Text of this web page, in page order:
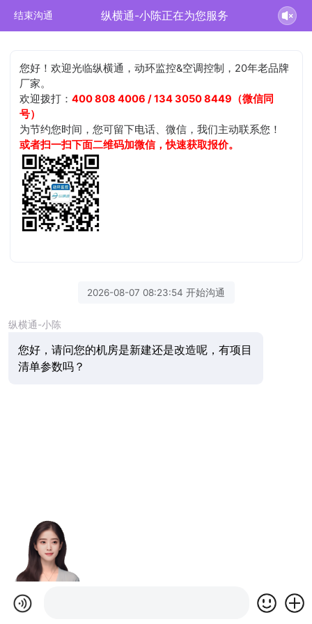
结束沟通 纵横通-小陈正在为您服务
您好！欢迎光临纵横通，动环监控&空调控制，20年老品牌
厂家。
欢迎拨打：400 808 4006 / 134 3050 8449（微信同
号）
为节约您时间，您可留下电话、微信，我们主动联系您！
或者扫一扫下面二维码加微信，快速获取报价。
2026-08-07 08:23:54 开始沟通
纵横通-小陈
您好，请问您的机房是新建还是改造呢，有项目
清单参数吗？